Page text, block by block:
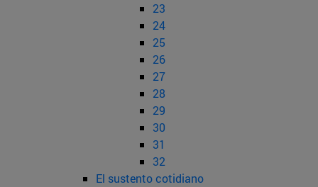
23
24
25
26
27
28
29
30
31
32
El sustento cotidiano